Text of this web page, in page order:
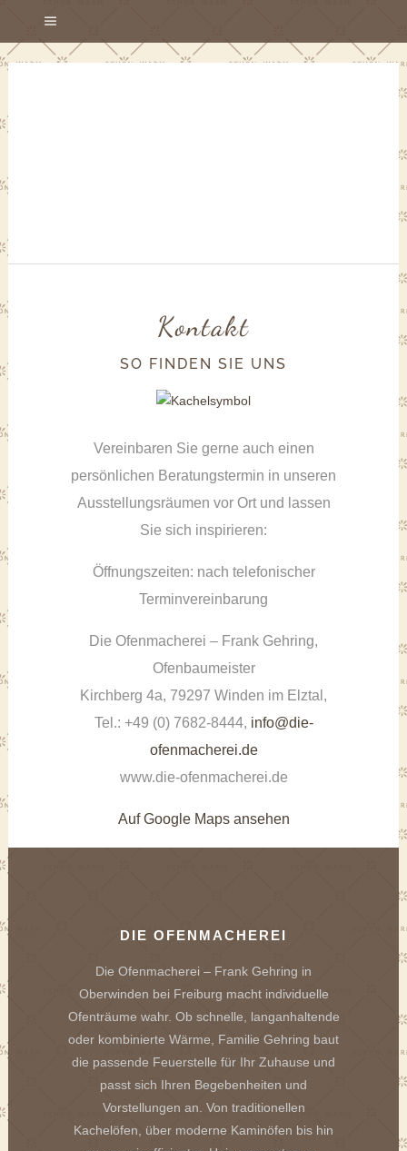
Kontakt
SO FINDEN SIE UNS
Vereinbaren Sie gerne auch einen
persönlichen Beratungstermin in unseren
Ausstellungsräumen vor Ort und lassen
Sie sich inspirieren:
Öffnungszeiten: nach telefonischer
Terminvereinbarung
Die Ofenmacherei – Frank Gehring,
Ofenbaumeister
Kirchberg 4a, 79297 Winden im Elztal,
Tel.: +49 (0) 7682-8444, info@die-
ofenmacherei.de
www.die-ofenmacherei.de
Auf Google Maps ansehen
DIE OFENMACHEREI
Die Ofenmacherei – Frank Gehring in
Oberwinden bei Freiburg macht individuelle
Ofenträume wahr. Ob schnelle, langanhaltende
oder kombinierte Wärme, Familie Gehring baut
die passende Feuerstelle für Ihr Zuhause und
passt sich Ihren Begebenheiten und
Vorstellungen an. Von traditionellen
Kachelöfen, über moderne Kaminöfen bis hin